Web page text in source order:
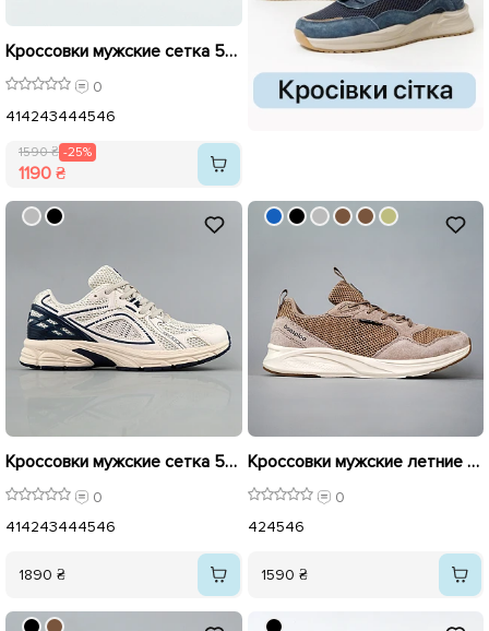
Кроссовки мужские сетка 595080 Бежевый распродажа
0
414243444546
1590 ₴ -25%
1190 ₴
Кроссовки мужские сетка 594905
0
414243444546
1890 ₴
Кроссовки мужские летние сетка 594387 Бежеві
0
424546
1590 ₴